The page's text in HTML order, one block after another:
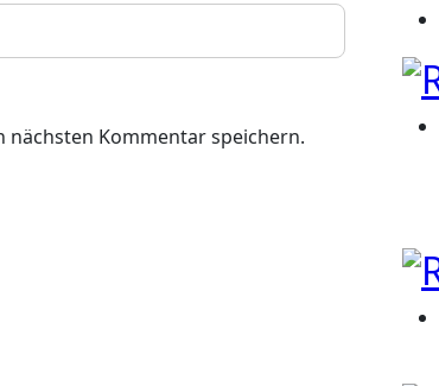
nächsten Kommentar speichern.